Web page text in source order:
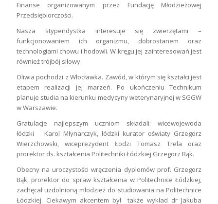
Finanse organizowanym przez Fundację Młodzieżowej
Przedsiębiorczości.
Nasza stypendystka interesuje się zwierzętami –
funkcjonowaniem ich organizmu, dobrostanem oraz
technologiami chowu i hodowli. W kręgu jej zainteresowań jest
również trójbój siłowy.
Oliwia pochodzi z Włocławka. Zawód, w którym się kształci jest
etapem realizacji jej marzeń. Po ukończeniu Technikum
planuje studia na kierunku medycyny weterynaryjnej w SGGW
w Warszawie.
Gratulacje najlepszym uczniom składali: wicewojewoda
łódzki Karol Młynarczyk, łódzki kurator oświaty Grzegorz
Wierzchowski, wiceprezydent Łodzi Tomasz Trela oraz
prorektor ds. kształcenia Politechniki Łódzkiej Grzegorz Bąk.
Obecny na uroczystości wręczenia dyplomów prof. Grzegorz
Bąk, prorektor do spraw kształcenia w Politechnice Łódzkiej,
zachęcał uzdolnioną młodzież do studiowania na Politechnice
Łódzkiej. Ciekawym akcentem był także wykład dr Jakuba